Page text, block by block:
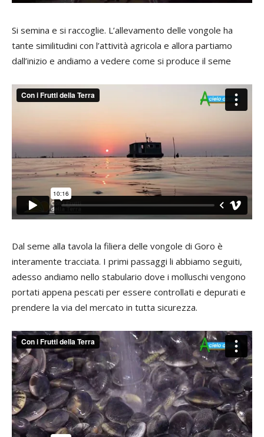
Si semina e si raccoglie. L’allevamento delle vongole ha
tante similitudini con l’attività agricola e allora partiamo
dall’inizio e andiamo a vedere come si produce il seme
Dal seme alla tavola la filiera delle vongole di Goro è
interamente tracciata. I primi passaggi li abbiamo seguiti,
adesso andiamo nello stabulario dove i molluschi vengono
portati appena pescati per essere controllati e depurati e
prendere la via del mercato in tutta sicurezza.